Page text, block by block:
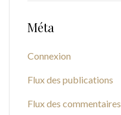
Méta
Connexion
Flux des publications
Flux des commentaires